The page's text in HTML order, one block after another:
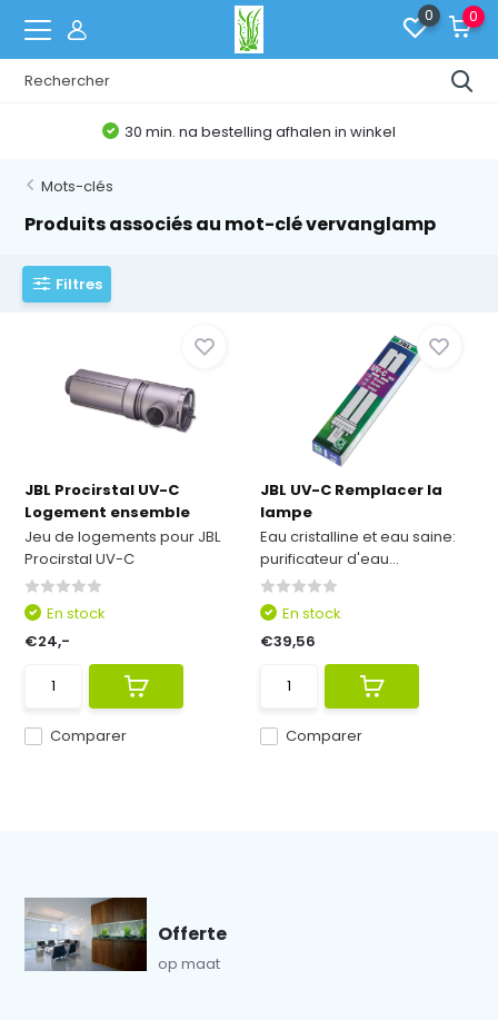
0 0
30 min. na bestelling afhalen in winkel
Mots-clés
Produits associés au mot-clé vervanglamp
Filtres
JBL Procirstal UV-C
Logement ensemble
Jeu de logements pour JBL
Procirstal UV-C
Comparer
En stock
€24,-
JBL UV-C Remplacer la
lampe
Eau cristalline et eau saine:
purificateur d'eau...
Comparer
En stock
€39,56
Offerte
op maat